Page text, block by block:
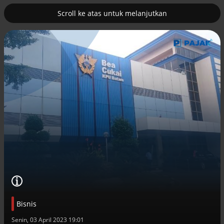
Scroll ke atas untuk melanjutkan
Bisnis
Senin, 03 April 2023 19:01
nuklir 2
Pemulihan ekonomi Aceh terus
diakselerasi